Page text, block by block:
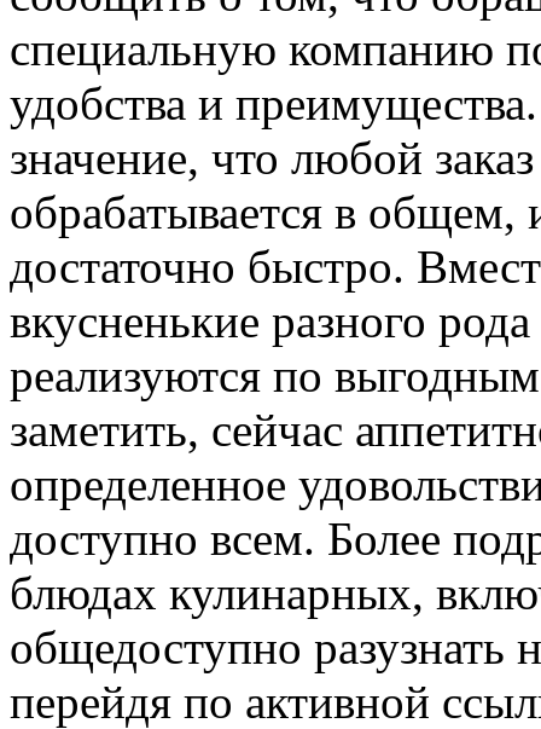
специальную компанию
удобства и
значение, что любой
обрабатывается в общем,
достаточно быстро.
вкусненькие разного
реализуются по
заметить, сейчас
определенное
доступно всем. Более
блюдах кулинарных,
общедоступно разузнать
перейдя по активной